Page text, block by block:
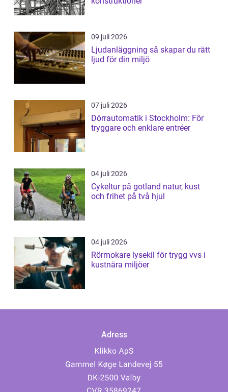
09 juli 2026
Ljudanläggning så skapar du rätt
ljud för din miljö
07 juli 2026
Dörrautomatik i Stockholm: För
tryggare och enklare entréer
04 juli 2026
Cykeltur på gotland natur, kust
och frihet på två hjul
04 juli 2026
Rörmokare lysekil för trygg vvs i
kustnära miljöer
Adress